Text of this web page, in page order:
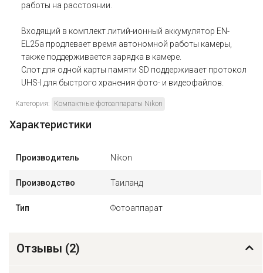
работы на расстоянии.
Входящий в комплект литий-ионный аккумулятор EN-
EL25a продлевает время автономной работы камеры,
также поддерживается зарядка в камере.
Слот для одной карты памяти SD поддерживает протокол
UHS-I для быстрого хранения фото- и видеофайлов.
Категория: Компактные фотоаппараты Nikon
Характеристики
Производитель Nikon
Производство Таиланд
Тип Фотоаппарат
Отзывы (2)